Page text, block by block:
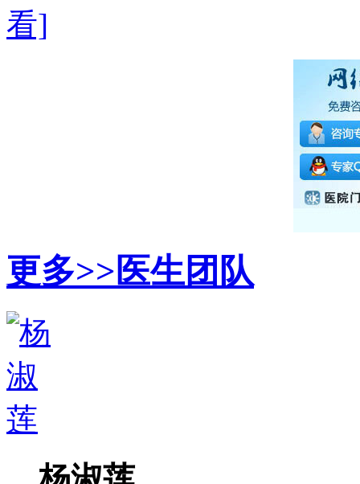
看]
更多>>医生团队